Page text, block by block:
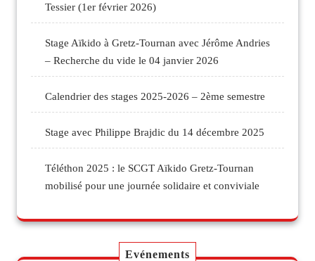
Tessier (1er février 2026)
Stage Aïkido à Gretz-Tournan avec Jérôme Andries
– Recherche du vide le 04 janvier 2026
Calendrier des stages 2025-2026 – 2ème semestre
Stage avec Philippe Brajdic du 14 décembre 2025
Téléthon 2025 : le SCGT Aïkido Gretz-Tournan
mobilisé pour une journée solidaire et conviviale
Evénements